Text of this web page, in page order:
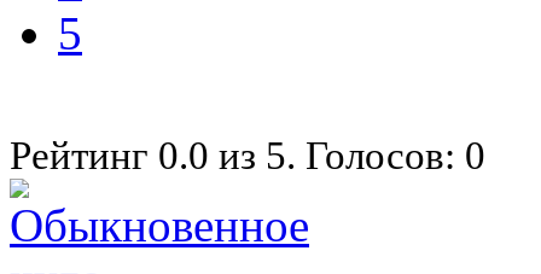
5
Рейтинг 0.0 из 5. Голосов: 0